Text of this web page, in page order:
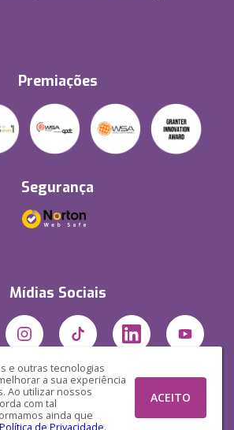
e outras tecnologias
a sua experiência
Ao utilizar nossos
com tal
ainda que
Política de Privacidade.
ACEITO
Premiações
Segurança
Mídias Sociais